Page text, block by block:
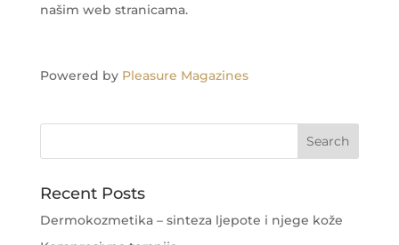
našim web stranicama.
Powered by Pleasure Magazines
Recent Posts
Dermokozmetika – sinteza ljepote i njege kože